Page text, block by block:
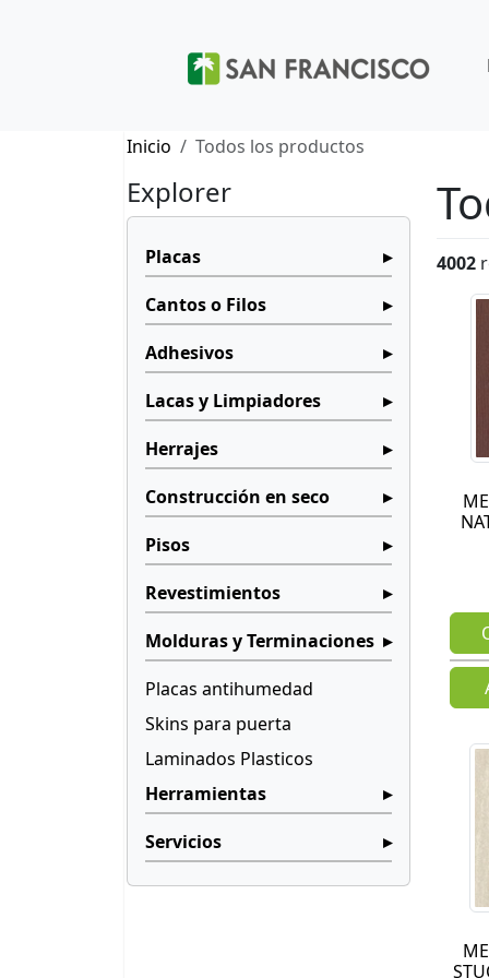
Inicio Todos los productos
Explorer
Placas
Cantos o Filos
Adhesivos
Lacas y Limpiadores
Herrajes
Construcción en seco
Pisos
Revestimientos
Molduras y Terminaciones
Placas antihumedad
Skins para puerta
Laminados Plasticos
Herramientas
Servicios
4002